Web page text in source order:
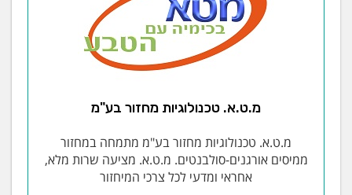
מ.ט.א. טכנולוגיות מחזור בע"מ
מ.ט.א. טכנולוגיות מחזור בע"מ מתמחה במחזור
ממיסים אורגנים-סולבנטים. מ.ט.א. מציעה שרות מלא,
אחראי ומדעי לכל צרכי המיחזור